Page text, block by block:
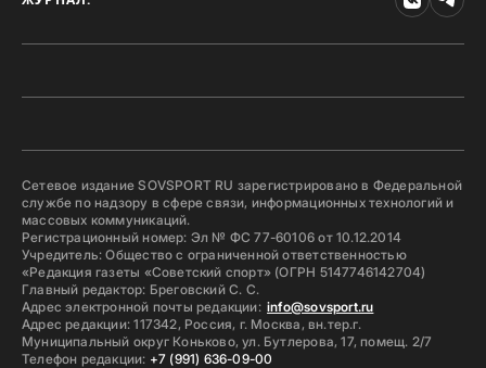
Сетевое издание SOVSPORT RU зарегистрировано в Федеральной
службе по надзору в сфере связи, информационных технологий и
массовых коммуникаций.
Регистрационный номер: Эл № ФС 77-60106 от 10.12.2014
Учредитель: Общество с ограниченной ответственностью
«Редакция газеты «Советский спорт» (ОГРН 5147746142704)
Главный редактор: Бреговский С. С.
Адрес электронной почты редакции: info@sovsport.ru
Адрес редакции: 117342, Россия, г. Москва, вн.тер.г.
Муниципальный округ Коньково, ул. Бутлерова, 17, помещ. 2/7
Телефон редакции: +7 (991) 636-09-00